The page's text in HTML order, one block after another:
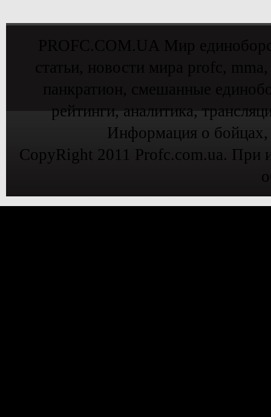
рейтинги, аналитика,
Информация о
CopyRight 2011 Profc.com.ua. При